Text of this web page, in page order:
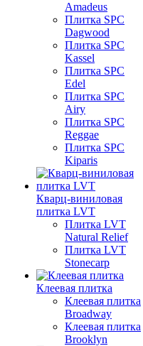
Amadeus
Плитка SPC
Dagwood
Плитка SPC
Kassel
Плитка SPC
Edel
Плитка SPC
Airy
Плитка SPC
Reggae
Плитка SPC
Kiparis
Кварц-виниловая
плитка LVT
Плитка LVT
Natural Relief
Плитка LVT
Stonecarp
Клеевая плитка
Клеевая плитка
Broadway
Клеевая плитка
Brooklyn